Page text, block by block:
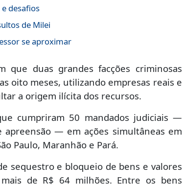
desafios
de Milei
se aproximar
que duas grandes facções criminosas
oito meses, utilizando empresas reais e
a origem ilícita dos recursos.
cumpriram 50 mandados judiciais —
— em ações simultâneas em
Paulo, Maranhão e Pará.
sequestro e bloqueio de bens e valores
de R$ 64 milhões. Entre os bens